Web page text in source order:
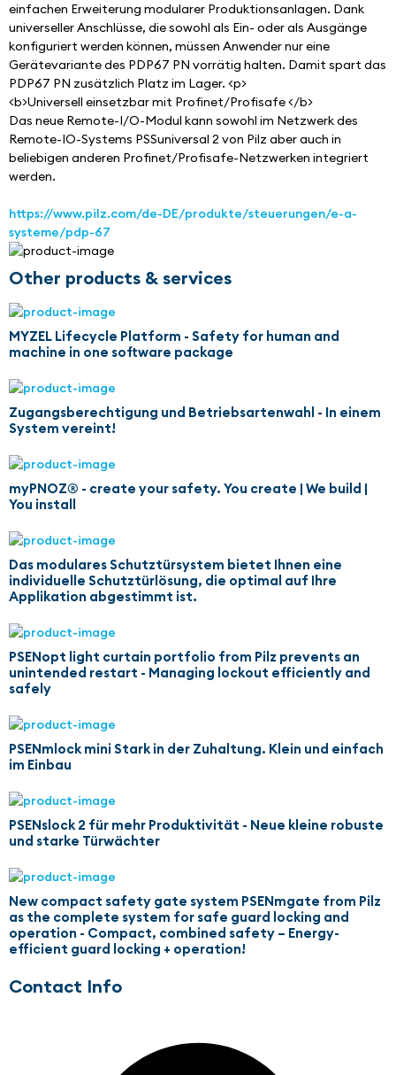
einfachen Erweiterung modularer Produktionsanlagen. Dank
universeller Anschlüsse, die sowohl als Ein- oder als Ausgänge
konfiguriert werden können, müssen Anwender nur eine
Gerätevariante des PDP67 PN vorrätig halten. Damit spart das
PDP67 PN zusätzlich Platz im Lager. <p>
<b>Universell einsetzbar mit Profinet/Profisafe </b>
Das neue Remote-I/O-Modul kann sowohl im Netzwerk des
Remote-IO-Systems PSSuniversal 2 von Pilz aber auch in
beliebigen anderen Profinet/Profisafe-Netzwerken integriert
werden.
https://www.pilz.com/de-DE/produkte/steuerungen/e-a-
systeme/pdp-67
Other products & services
MYZEL Lifecycle Platform - Safety for human and
machine in one software package
Zugangsberechtigung und Betriebsartenwahl - In einem
System vereint!
myPNOZ® - create your safety. You create | We build |
You install
Das modulares Schutztürsystem bietet Ihnen eine
individuelle Schutztürlösung, die optimal auf Ihre
Applikation abgestimmt ist.
PSENopt light curtain portfolio from Pilz prevents an
unintended restart - Managing lockout efficiently and
safely
PSENmlock mini Stark in der Zuhaltung. Klein und einfach
im Einbau
PSENslock 2 für mehr Produktivität - Neue kleine robuste
und starke Türwächter
New compact safety gate system PSENmgate from Pilz
as the complete system for safe guard locking and
operation - Compact, combined safety – Energy-
efficient guard locking + operation!
Contact Info